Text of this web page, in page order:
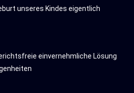
unseres Kindes eigentlich
einvernehmliche Lösung